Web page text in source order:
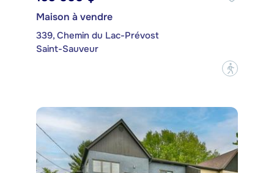
Maison à vendre
339, Chemin du Lac-Prévost
Saint-Sauveur
?